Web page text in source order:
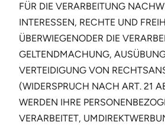
FÜR DIE VERARBEITUNG
INTERESSEN, RECHTE UND
ÜBERWIEGENODER DIE
GELTENDMACHUNG,
VERTEIDIGUNG VON
(WIDERSPRUCH NACH ART. 21
WERDEN IHRE
VERARBEITET,